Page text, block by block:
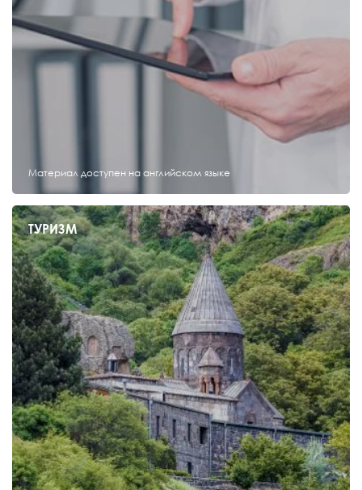
Материал доступен на английском языке
ТУРИЗМ